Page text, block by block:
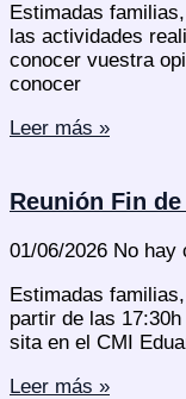
Estimadas
las actividades
conocer vuestra
conocer
Leer más »
Reunión Fin
01/06/2026 No hay
Estimadas
partir de las
sita en el CMI
Leer más »